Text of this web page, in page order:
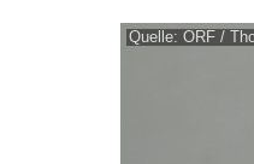
Quelle: ORF /